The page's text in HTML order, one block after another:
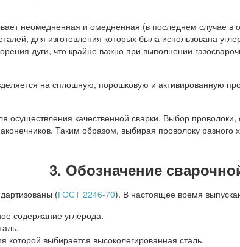
неомедненная и омедненная (в последнем случае в
для изготовления которых была использована
дуги, что крайне важно при выполнении
на сплошную, порошковую и активированную
осуществления качественной сварки. Выбор
Таким образом, выбирая проволоку разного
3. Обозначение
(ГОСТ 2246-70). В настоящее время
содержание углерода.
которой выбирается высоколегированная сталь.